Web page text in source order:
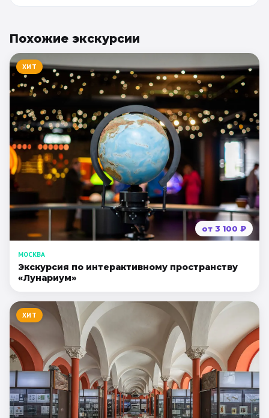
Похожие экскурсии
ХИТ
от 3 100 ₽
МОСКВА
Экскурсия по интерактивному пространству
«Лунариум»
ХИТ